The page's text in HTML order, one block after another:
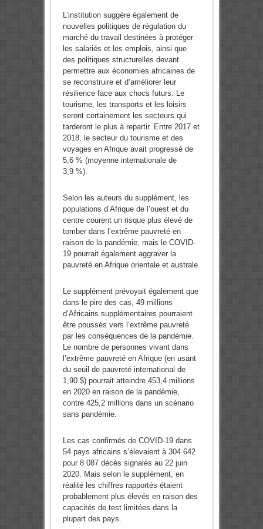
L’institution suggère également de
nouvelles politiques de régulation du
marché du travail destinées à protéger
les salariés et les emplois, ainsi que
des politiques structurelles devant
permettre aux économies africaines de
se reconstruire et d’améliorer leur
résilience face aux chocs futurs. Le
tourisme, les transports et les loisirs
seront certainement les secteurs qui
tarderont le plus à repartir. Entre 2017 et
2018, le secteur du tourisme et des
voyages en Afrique avait progressé de
5,6 % (moyenne internationale de
3,9 %).
Selon les auteurs du supplément, les
populations d’Afrique de l’ouest et du
centre courent un risque plus élevé de
tomber dans l’extrême pauvreté en
raison de la pandémie, mais le COVID-
19 pourrait également aggraver la
pauvreté en Afrique orientale et australe.
Le supplément prévoyait également que
dans le pire des cas, 49 millions
d’Africains supplémentaires pourraient
être poussés vers l’extrême pauvreté
par les conséquences de la pandémie.
Le nombre de personnes vivant dans
l’extrême pauvreté en Afrique (en usant
du seuil de pauvreté international de
1,90 $) pourrait atteindre 453,4 millions
en 2020 en raison de la pandémie,
contre 425,2 millions dans un scénario
sans pandémie.
Les cas confirmés de COVID-19 dans
54 pays africains s’élevaient à 304 642
pour 8 087 décès signalés au 22 juin
2020. Mais selon le supplément, en
réalité les chiffres rapportés étaient
probablement plus élevés en raison des
capacités de test limitées dans la
plupart des pays.